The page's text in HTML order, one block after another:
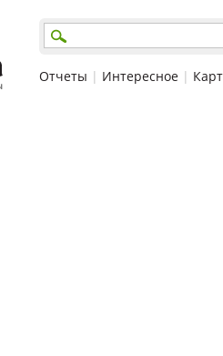
Отчеты | Интересное |